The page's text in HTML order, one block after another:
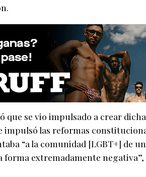
que se vio impulsado a crear
impulsó las reformas
“a la comunidad [LGBT+] de
forma extremadamente